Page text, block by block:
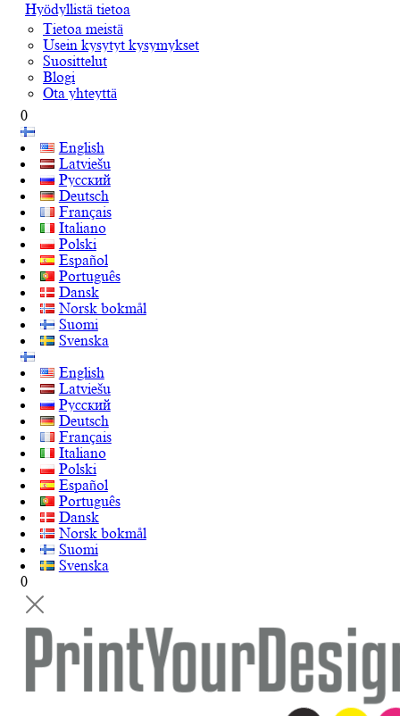
Hyödyllistä tietoa
Tietoa meistä
Usein kysytyt kysymykset
Suosittelut
Blogi
Ota yhteyttä
0
English
Latviešu
Русский
Deutsch
Français
Italiano
Polski
Español
Português
Dansk
Norsk bokmål
Suomi
Svenska
English
Latviešu
Русский
Deutsch
Français
Italiano
Polski
Español
Português
Dansk
Norsk bokmål
Suomi
Svenska
0